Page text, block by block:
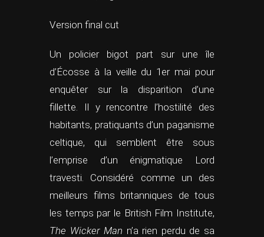
Version final cut
Un policier bigot part sur une île
d’Écosse à la veille du 1er mai pour
enquêter sur la disparition d’une
fillette. Il y rencontre l’hostilité des
habitants, pratiquants d’un paganisme
celtique, qui semblent être sous
l’emprise d’un énigmatique Lord
travesti. Considéré comme un des
meilleurs films britanniques de tous
les temps par le British Film Institute,
The Wicker Man n’a rien perdu de sa